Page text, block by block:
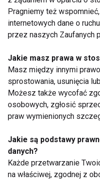
znacznie więcej niż
tylko mniej czasu
przed ekranem
Dzieci nie chcą się
ruszać? Problemem
nie zawsze jest
lenistwo. Coraz
presję
Pragniemy też
internetowych dane o
przez naszych Zaufanych
Jakie masz prawa w
Masz między innymi
sprostowania, usunięcia
Możesz także wycofać
osobowych, zgłosić
praw wymienionych
Jakie są podstawy
danych?
Każde przetwarzanie
na właściwej, zgodnej z